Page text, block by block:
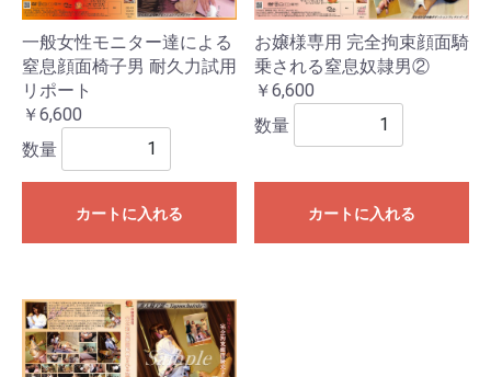
一般女性モニター達による
窒息顔面椅子男 耐久力試用
リポート
￥6,600
数量
カートに入れる
お嬢様専用 完全拘束顔面騎
乗される窒息奴隷男②
￥6,600
数量
カートに入れる